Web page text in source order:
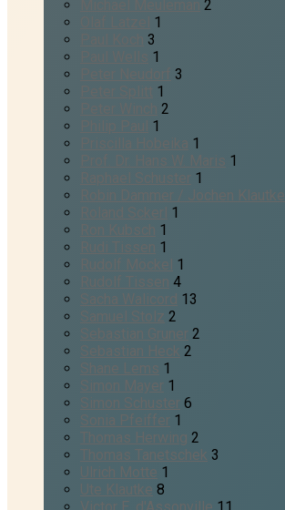
2
1
3
1
3
1
2
1
Priscilla Hobeika
1
Prof. Dr. Hans W. Maris 1
Raphael Schuster
1
Robin Dammer / Jochen Klautke
Roland Sckerl
1
1
Rudi Tissen
1
Rudolf Möckel 1
Rudolf Tissen 4
Sacha Walicord 13
Samuel Stolz 2
Sebastian Gruner 2
Sebastian Heck 2
Shane Lems 1
Simon Mayer 1
Simon Schuster 6
Sonia Pfeiffer 1
Thomas Herwing 2
Thomas Tanetschek 3
Ulrich Motte 1
Ute Klautke 8